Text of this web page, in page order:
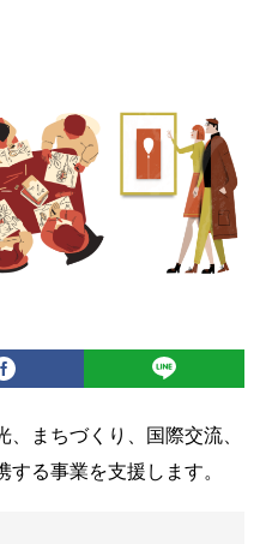
登録
ン
まちづくり、国際交流、
る事業を支援します。